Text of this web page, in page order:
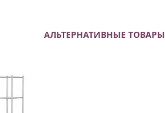
АЛЬТЕРНАТИВНЫЕ ТОВАРЫ